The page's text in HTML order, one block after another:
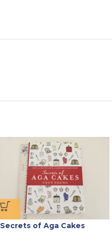
Secrets of Aga Cakes